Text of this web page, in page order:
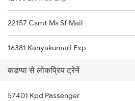
22157 Csmt Ms Sf Mail
16381 Kanyakumari Exp
कडप्पा से लोकप्रिय ट्रेनें
57401 Kpd Passenger